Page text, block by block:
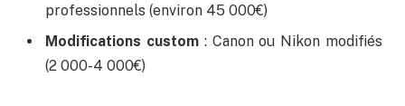
professionnels (environ 45 000€)
Modifications custom: Canon ou Nikon modifiés
(2 000-4 000€)